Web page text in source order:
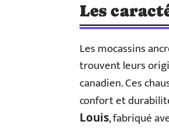
Les
Les mocassins
trouvent leurs
canadien. Ces
confort et
Louis, fabriqué